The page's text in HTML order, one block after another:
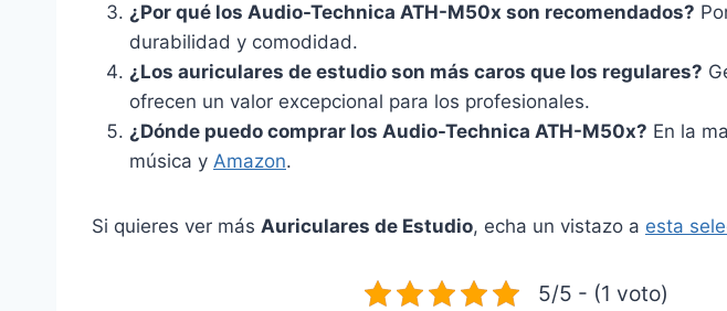
¿Por qué los Audio-Technica ATH-M50x son recomendados?
durabilidad y comodidad.
¿Los auriculares de estudio son más caros que los regulares?
ofrecen un valor excepcional para los profesionales.
¿Dónde puedo comprar los Audio-Technica ATH-M50x? En la
música y Amazon.
Si quieres ver más Auriculares de Estudio, echa un vistazo a esta
5/5 - (1 voto)